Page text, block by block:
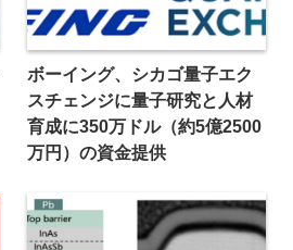
ボーイング、シカゴ量子エク
スチェンジに量子研究と人材
育成に350万ドル（約5億2500
万円）の資金提供